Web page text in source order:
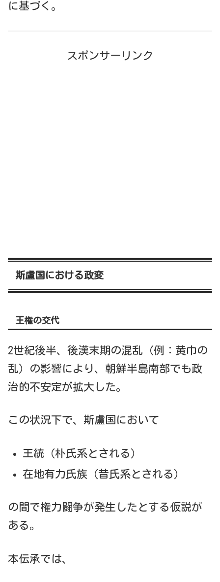
に基づく。
スポンサーリンク
斯盧国における政変
王権の交代
2世紀後半、後漢末期の混乱（例：黄巾の
乱）の影響により、朝鮮半島南部でも政
治的不安定が拡大した。
この状況下で、斯盧国において
王統（朴氏系とされる）
在地有力氏族（昔氏系とされる）
の間で権力闘争が発生したとする仮説が
ある。
本伝承では、